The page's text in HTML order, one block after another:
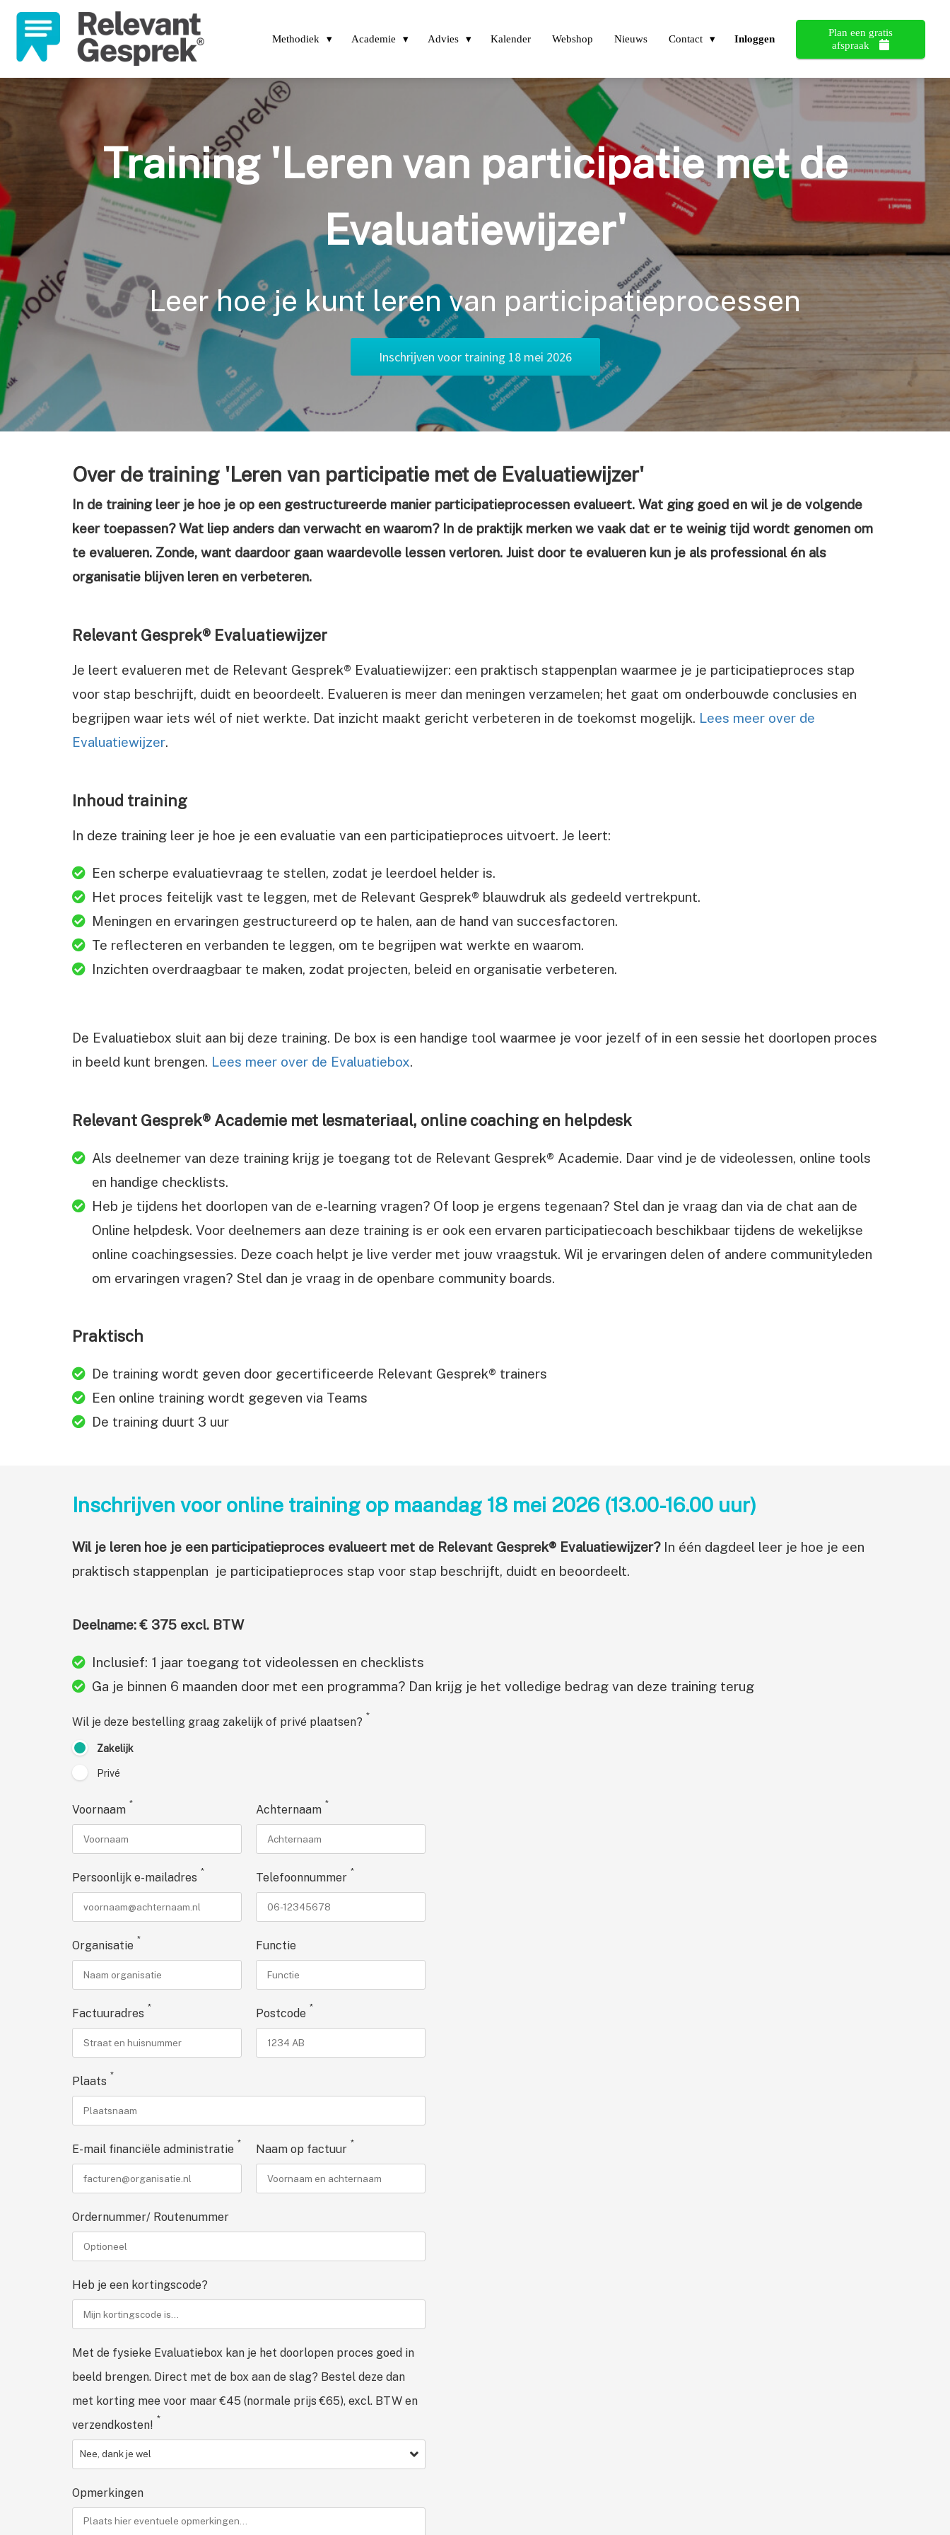
Methodiek Academie Advies Kalender Webshop Nieuws Contact Inloggen
Plan een gratis
afspraak
Training 'Leren van participatie met de
Evaluatiewijzer'
Leer hoe je kunt leren van participatieprocessen
Inschrijven voor training 18 mei 2026
Over de training 'Leren van participatie met de Evaluatiewijzer'
In de training leer je hoe je op een gestructureerde manier participatieprocessen evalueert. Wat ging goed en wil je de volgende
keer toepassen? Wat liep anders dan verwacht en waarom? In de praktijk merken we vaak dat er te weinig tijd wordt genomen om
te evalueren. Zonde, want daardoor gaan waardevolle lessen verloren. Juist door te evalueren kun je als professional én als
organisatie blijven leren en verbeteren.
Relevant Gesprek® Evaluatiewijzer
Je leert evalueren met de Relevant Gesprek® Evaluatiewijzer: een praktisch stappenplan waarmee je je participatieproces stap
voor stap beschrijft, duidt en beoordeelt. Evalueren is meer dan meningen verzamelen; het gaat om onderbouwde conclusies en
begrijpen waar iets wél of niet werkte. Dat inzicht maakt gericht verbeteren in de toekomst mogelijk. Lees meer over de
Evaluatiewijzer.
Inhoud training
In deze training leer je hoe je een evaluatie van een participatieproces uitvoert. Je leert:
Een scherpe evaluatievraag te stellen, zodat je leerdoel helder is.
Het proces feitelijk vast te leggen, met de Relevant Gesprek® blauwdruk als gedeeld vertrekpunt.
Meningen en ervaringen gestructureerd op te halen, aan de hand van succesfactoren.
Te reflecteren en verbanden te leggen, om te begrijpen wat werkte en waarom.
Inzichten overdraagbaar te maken, zodat projecten, beleid en organisatie verbeteren.
De Evaluatiebox sluit aan bij deze training. De box is een handige tool waarmee je voor jezelf of in een sessie het doorlopen proces
in beeld kunt brengen. Lees meer over de Evaluatiebox.
Relevant Gesprek® Academie met lesmateriaal, online coaching en helpdesk
Als deelnemer van deze training krijg je toegang tot de Relevant Gesprek® Academie. Daar vind je de videolessen, online tools
en handige checklists.
Heb je tijdens het doorlopen van de e-learning vragen? Of loop je ergens tegenaan? Stel dan je vraag dan via de chat aan de
Online helpdesk. Voor deelnemers aan deze training is er ook een ervaren participatiecoach beschikbaar tijdens de wekelijkse
online coachingsessies. Deze coach helpt je live verder met jouw vraagstuk. Wil je ervaringen delen of andere communityleden
om ervaringen vragen? Stel dan je vraag in de openbare community boards.
Praktisch
De training wordt geven door gecertificeerde Relevant Gesprek® trainers
Een online training wordt gegeven via Teams
De training duurt 3 uur
Inschrijven voor online training op maandag 18 mei 2026 (13.00-16.00 uur)
Wil je leren hoe je een participatieproces evalueert met de Relevant Gesprek® Evaluatiewijzer? In één dagdeel leer je hoe je een
praktisch stappenplan je participatieproces stap voor stap beschrijft, duidt en beoordeelt.
Deelname: € 375 excl. BTW
Inclusief: 1 jaar toegang tot videolessen en checklists
Ga je binnen 6 maanden door met een programma? Dan krijg je het volledige bedrag van deze training terug
Wil je deze bestelling graag zakelijk of privé plaatsen? *
Zakelijk
Privé
Voornaam * Achternaam *
Persoonlijk e-mailadres * Telefoonnummer *
Organisatie * Functie
Factuuradres * Postcode *
Plaats *
E-mail financiële administratie * Naam op factuur *
Ordernummer/ Routenummer
Heb je een kortingscode?
Met de fysieke Evaluatiebox kan je het doorlopen proces goed in
beeld brengen. Direct met de box aan de slag? Bestel deze dan
met korting mee voor maar €45 (normale prijs €65), excl. BTW en
verzendkosten! *
Opmerkingen